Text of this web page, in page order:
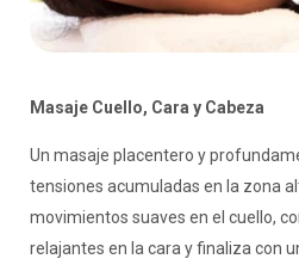
Masaje Cuello, Cara y Cabeza
Un masaje placentero y
tensiones acumuladas en la zona
movimientos suaves en el cuello,
relajantes en la cara y finaliza con